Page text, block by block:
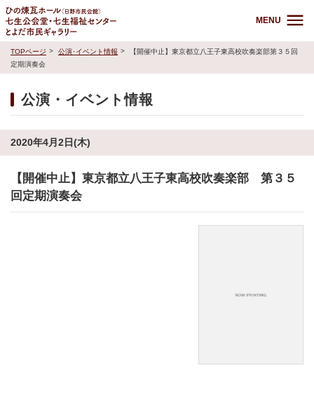
MENU
TOPページ 公演･イベント情報
【開催中止】東京都立八王子東高校吹奏楽部第３５回
定期演奏会
公演・イベント情報
2020年4月2日(木)
【開催中止】東京都立八王子東高校吹奏楽部 第３５
回定期演奏会